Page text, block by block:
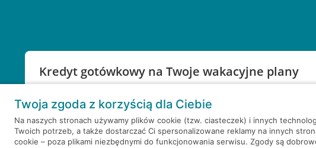
Kredyt gotówkowy na Twoje wakacyjne plany
RRSO: 9,6%
WEŹ KREDYT NOTA PRAWNA
Twoja zgoda z korzyścią dla Ciebie
Na naszych stronach używamy plików cookie (tzw. ciasteczek) i innych
Twoich potrzeb, a także dostarczać Ci spersonalizowane reklamy na innych
cookie – poza plikami niezbędnymi do funkcjonowania serwisu. Zgody są